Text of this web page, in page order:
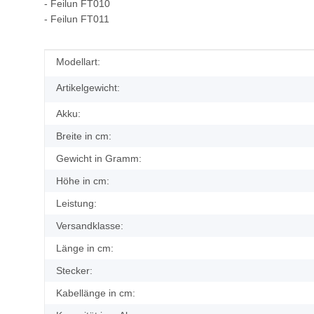
- Feilun FT010
- Feilun FT011
Produkteigenschaft
Wert
Modellart:
Artikelgewicht:
Akku:
Breite in cm:
Gewicht in Gramm:
Höhe in cm:
Leistung:
Versandklasse:
Länge in cm:
Stecker:
Kabellänge in cm: